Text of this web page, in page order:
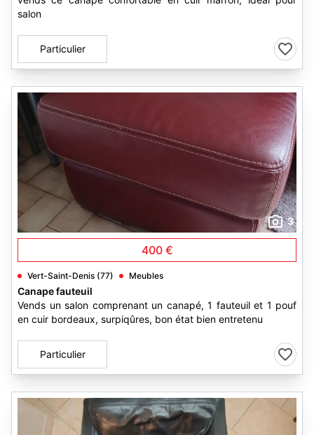
salon
Particulier
3
400 €
Vert-Saint-Denis (77) Meubles
Canape fauteuil
Vends un salon comprenant un canapé, 1 fauteuil et 1 pouf
en cuir bordeaux, surpiqûres, bon état bien entretenu
Particulier